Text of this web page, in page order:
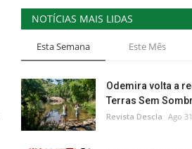
NOTÍCIAS MAIS LIDAS
Esta Semana Este Mês
Odemira volta a
Terras Sem
Revista Descla Ago